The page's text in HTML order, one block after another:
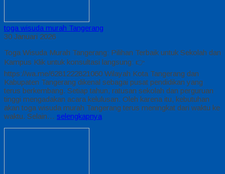
toga wisuda murah Tangerang
30 Januari 2026
Toga Wisuda Murah Tangerang: Pilihan Terbaik untuk Sekolah dan
Kampus Klik untuk konsultasi langsung: 👉
https://wa.me/6281222821060 Wilayah Kota Tangerang dan
Kabupaten Tangerang dikenal sebagai pusat pendidikan yang
terus berkembang. Setiap tahun, ratusan sekolah dan perguruan
tinggi mengadakan acara kelulusan. Oleh karena itu, kebutuhan
akan toga wisuda murah Tangerang terus meningkat dari waktu ke
waktu. Selain… selengkapnya